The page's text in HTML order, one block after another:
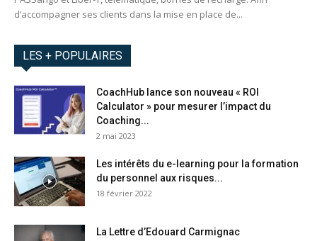
d’accompagner ses clients dans la mise en place de...
LES + POPULAIRES
CoachHub lance son nouveau « ROI
Calculator » pour mesurer l’impact du
Coaching...
2 mai 2023
Les intérêts du e-learning pour la formation
du personnel aux risques...
18 février 2022
La Lettre d’Edouard Carmignac